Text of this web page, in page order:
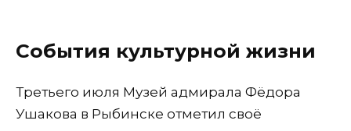
События культурной жизни
Третьего июля Музей адмирала Фёдора
Ушакова в Рыбинске отметил своё